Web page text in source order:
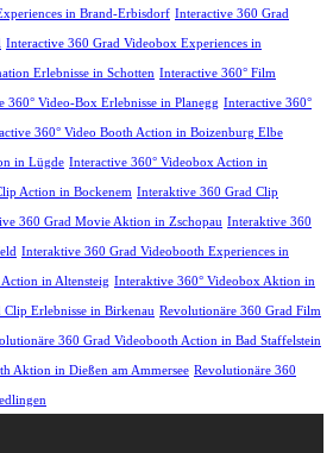
in Brand-Erbisdorf Interactive 360 Grad
Interactive 360 Grad Videobox Experiences in
Erlebnisse in Schotten Interactive 360° Film
360° Video-Box Erlebnisse in Planegg Interactive 360°
360° Video Booth Action in Boizenburg Elbe
in Lügde Interactive 360° Videobox Action in
Action in Bockenem Interaktive 360 Grad Clip
360 Grad Movie Aktion in Zschopau Interaktive 360
Interaktive 360 Grad Videobooth Experiences in
in Altensteig Interaktive 360° Videobox Aktion in
Erlebnisse in Birkenau Revolutionäre 360 Grad Film
360 Grad Videobooth Action in Bad Staffelstein
Aktion in Dießen am Ammersee Revolutionäre 360